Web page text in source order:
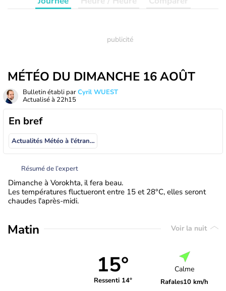
MÉTÉO DU DIMANCHE 16 AOÛT
Bulletin établi parCyril WUEST
Actualisé à 22h15
En bref
Actualités Météo à l'étranger
Résumé de l’expert
Dimanche à Vorokhta, il fera beau.
Les températures fluctueront entre 15 et 28°C, elles seront
chaudes l'après-midi.
Matin Voir la nuit
15°
Ressenti 14°
Calme
Rafales10 km/h